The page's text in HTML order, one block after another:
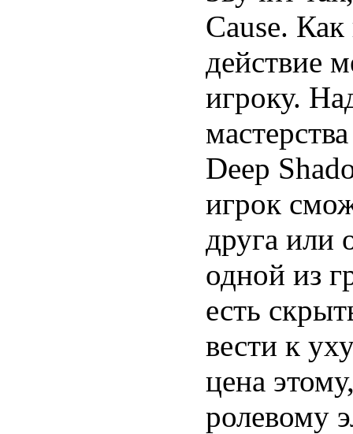
Cause.
действие
игроку.
Deep
игрок
друга или
одной из
есть
вести к
цена
ролевому